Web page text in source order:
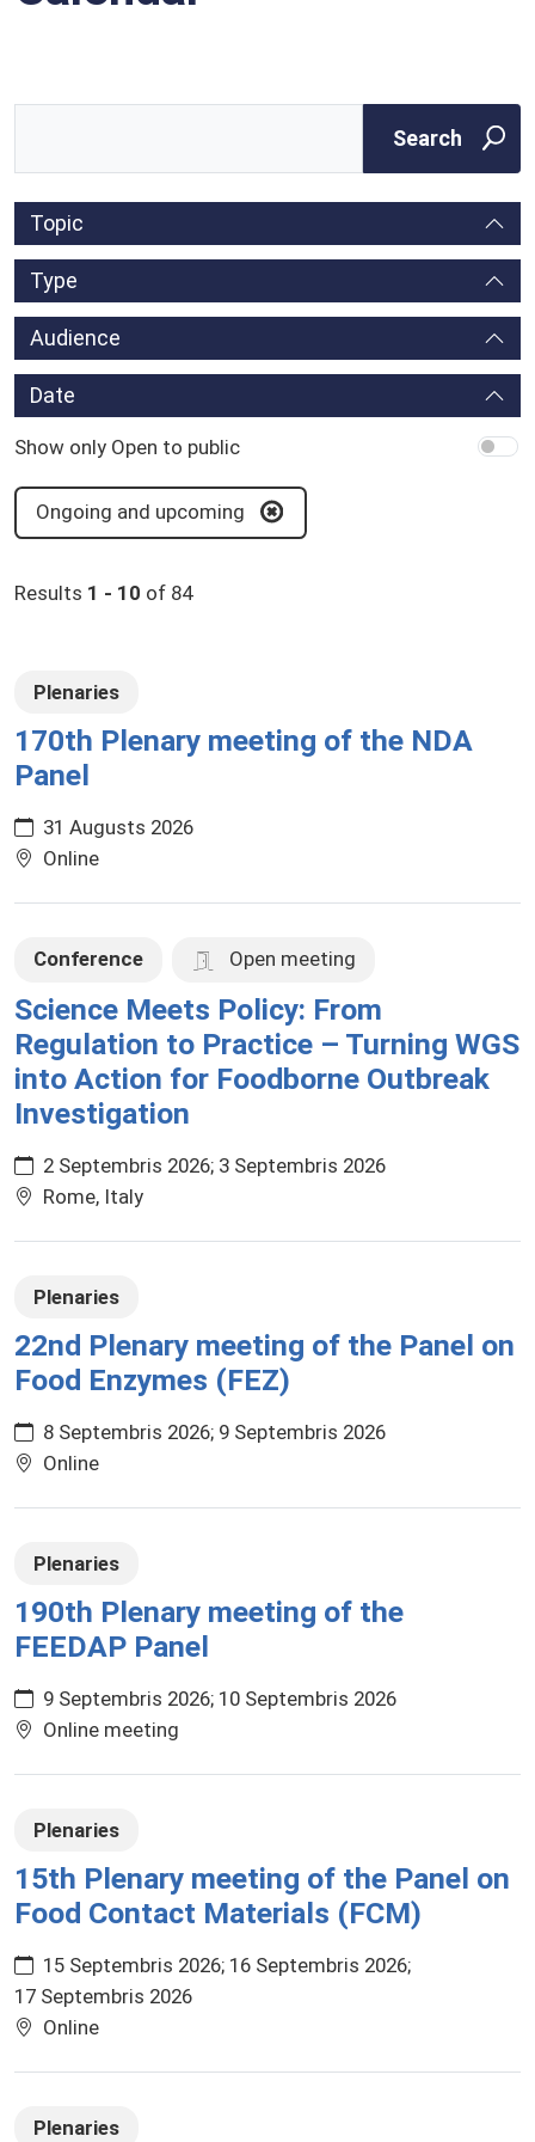
Topic
Topic
Type
Type
Audience
Audience
Date
Show only Open to public
Show only Open to public
Ongoing and upcoming
Results 1 - 10 of 84
Plenaries
170th Plenary meeting of the NDA
Panel
31 Augusts 2026
Online
Conference Open meeting
Science Meets Policy: From
Regulation to Practice – Turning WGS
into Action for Foodborne Outbreak
Investigation
2 Septembris 2026 3 Septembris 2026
Rome, Italy
Plenaries
22nd Plenary meeting of the Panel on
Food Enzymes (FEZ)
8 Septembris 2026 9 Septembris 2026
Online
Plenaries
190th Plenary meeting of the
FEEDAP Panel
9 Septembris 2026 10 Septembris 2026
Online meeting
Plenaries
15th Plenary meeting of the Panel on
Food Contact Materials (FCM)
15 Septembris 2026 16 Septembris 2026
17 Septembris 2026
Online
Plenaries